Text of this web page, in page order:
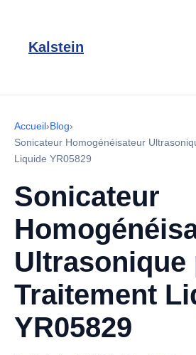
Kalstein
Accueil›Blog›
Sonicateur Homogénéisateur
Liquide YR05829
Sonicateur
Ultrasonique
Traitement
YR05829